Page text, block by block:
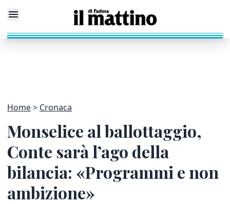
Home Cronaca
Monselice al ballottaggio,
Conte sarà l’ago della
bilancia: «Programmi e non
ambizione»